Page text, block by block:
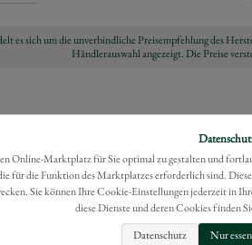
es sich um die unverbindliche Preisempfehlung des
Händlerauswahl angezeigt. Die Preise
Online-Marktplatz für Sie optimal zu gestalten und
für die Funktion des Marktplatzes erforderlich sind.
Sie können Ihre Cookie-Einstellungen jederzeit in
diese Dienste und deren Cookies finden
Datenschutz
Nur